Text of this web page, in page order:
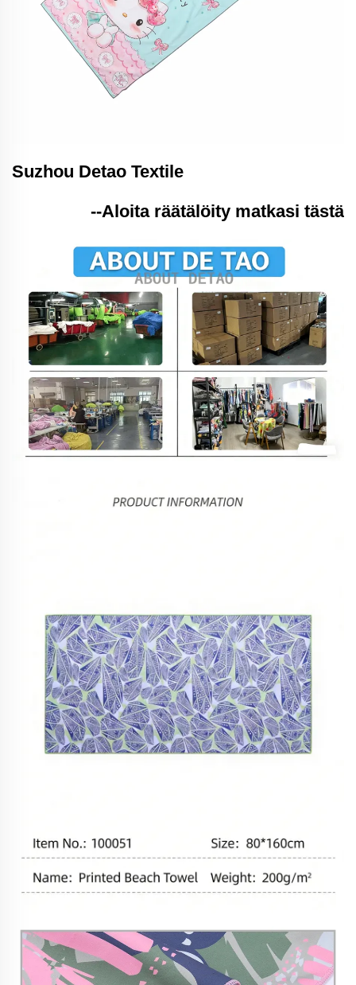
Suzhou Detao Textile
--Aloita räätälöity matkasi tästä